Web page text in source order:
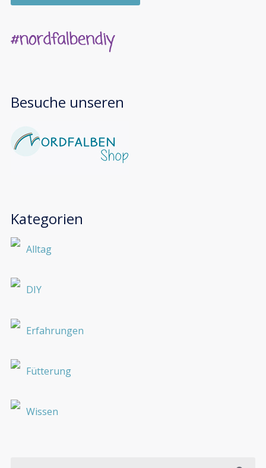
Besuche unseren
Kategorien
Alltag
DIY
Erfahrungen
Fütterung
Wissen